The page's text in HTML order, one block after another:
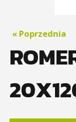
« Poprzednia